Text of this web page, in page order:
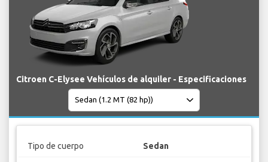
Citroen C-Elysee Vehículos de alquiler - Especificaciones
Tipo de cuerpo Sedan